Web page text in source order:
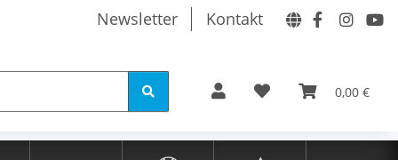
Newsletter Kontakt
0,00 €